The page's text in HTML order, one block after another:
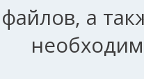
файлов, а